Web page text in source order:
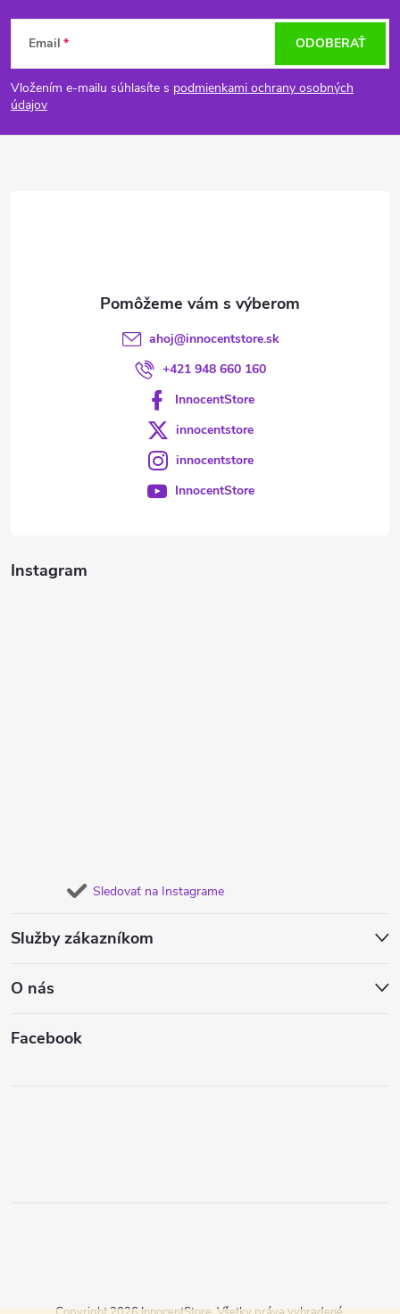
Z
á
p
Email
Vložením e-mailu súhlasíte s podmienkami ochrany osobných
údajov
ODOBERAŤ
Instagram
Sledovať na Instagrame
Služby zákazníkom
O nás
Facebook
ahoj@innocentstore.sk
+421 948 660 160
InnocentStore
innocentstore
innocentstore
InnocentStore